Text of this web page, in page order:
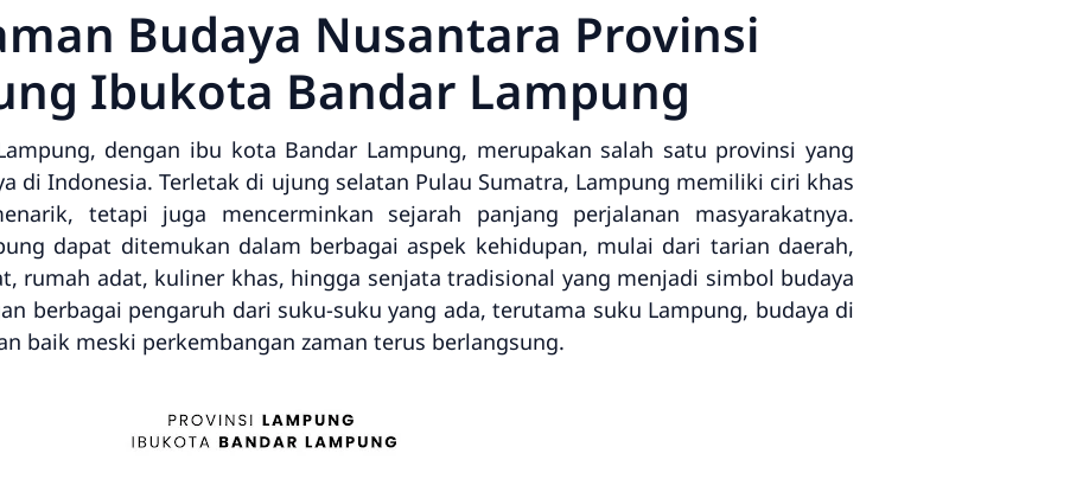
Budaya Nusantara Provinsi
Ibukota Bandar Lampung
dengan ibu kota Bandar Lampung, merupakan salah satu provinsi yang
di Indonesia. Terletak di ujung selatan Pulau Sumatra, Lampung memiliki ciri khas
tetapi juga mencerminkan sejarah panjang perjalanan masyarakatnya.
dapat ditemukan dalam berbagai aspek kehidupan, mulai dari tarian daerah,
rumah adat, kuliner khas, hingga senjata tradisional yang menjadi simbol budaya
berbagai pengaruh dari suku-suku yang ada, terutama suku Lampung, budaya di
baik meski perkembangan zaman terus berlangsung.